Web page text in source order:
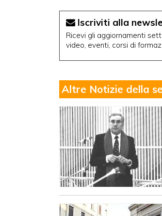
Iscriviti alla
Ricevi gli aggiornamenti
video, eventi, corsi di
Altre Notizie della